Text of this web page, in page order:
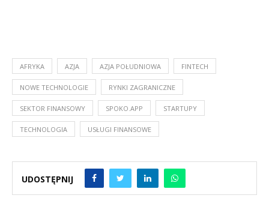
AFRYKA AZJA AZJA POŁUDNIOWA FINTECH
NOWE TECHNOLOGIE RYNKI ZAGRANICZNE
SEKTOR FINANSOWY SPOKO.APP STARTUPY
TECHNOLOGIA USŁUGI FINANSOWE
UDOSTĘPNIJ